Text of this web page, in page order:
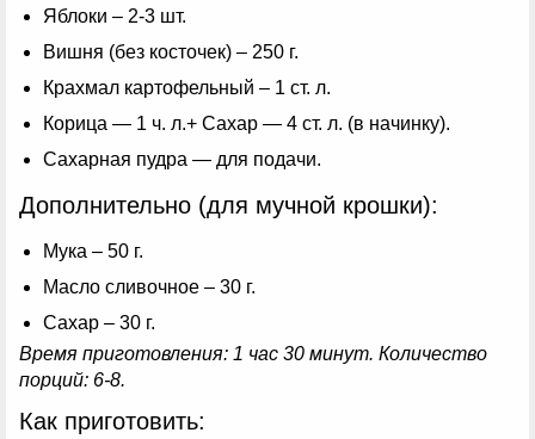
Яблоки – 2-3 шт.
Вишня (без косточек) – 250 г.
Крахмал картофельный – 1 ст. л.
Корица — 1 ч. л.+ Сахар — 4 ст. л. (в начинку).
Сахарная пудра — для подачи.
Дополнительно (для мучной крошки):
Мука – 50 г.
Масло сливочное – 30 г.
Сахар – 30 г.
Время приготовления: 1 час 30 минут. Количество
порций: 6-8.
Как приготовить: